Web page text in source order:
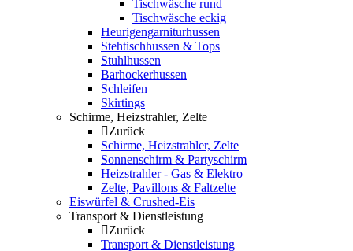
Tischwäsche rund
Tischwäsche eckig
Heurigengarniturhussen
Stehtischhussen & Tops
Stuhlhussen
Barhockerhussen
Schleifen
Skirtings
Schirme, Heizstrahler, Zelte
Zurück
Schirme, Heizstrahler, Zelte
Sonnenschirm & Partyschirm
Heizstrahler - Gas & Elektro
Zelte, Pavillons & Faltzelte
Eiswürfel & Crushed-Eis
Transport & Dienstleistung
Zurück
Transport & Dienstleistung